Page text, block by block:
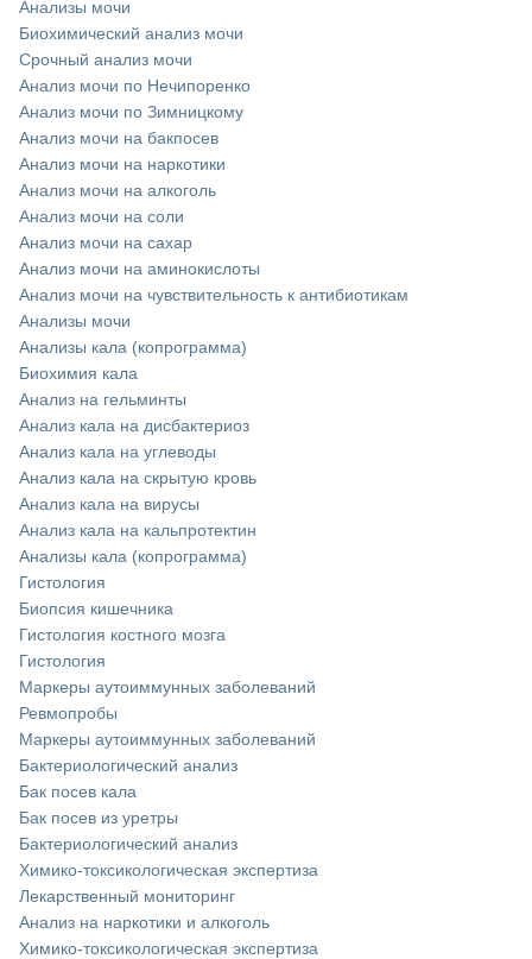
Анализы мочи
Биохимический анализ мочи
Срочный анализ мочи
Анализ мочи по Нечипоренко
Анализ мочи по Зимницкому
Анализ мочи на бакпосев
Анализ мочи на наркотики
Анализ мочи на алкоголь
Анализ мочи на соли
Анализ мочи на сахар
Анализ мочи на аминокислоты
Анализ мочи на чувствительность к антибиотикам
Анализы мочи
Анализы кала (копрограмма)
Биохимия кала
Анализ на гельминты
Анализ кала на дисбактериоз
Анализ кала на углеводы
Анализ кала на скрытую кровь
Анализ кала на вирусы
Анализ кала на кальпротектин
Анализы кала (копрограмма)
Гистология
Биопсия кишечника
Гистология костного мозга
Гистология
Маркеры аутоиммунных заболеваний
Ревмопробы
Маркеры аутоиммунных заболеваний
Бактериологический анализ
Бак посев кала
Бак посев из уретры
Бактериологический анализ
Химико-токсикологическая экспертиза
Лекарственный мониторинг
Анализ на наркотики и алкоголь
Химико-токсикологическая экспертиза